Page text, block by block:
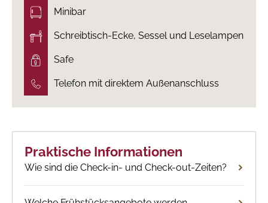
Minibar
Schreibtisch-Ecke, Sessel und Leselampen
Safe
Telefon mit direktem Außenanschluss
Praktische Informationen
Wie sind die Check-in- und Check-out-Zeiten?